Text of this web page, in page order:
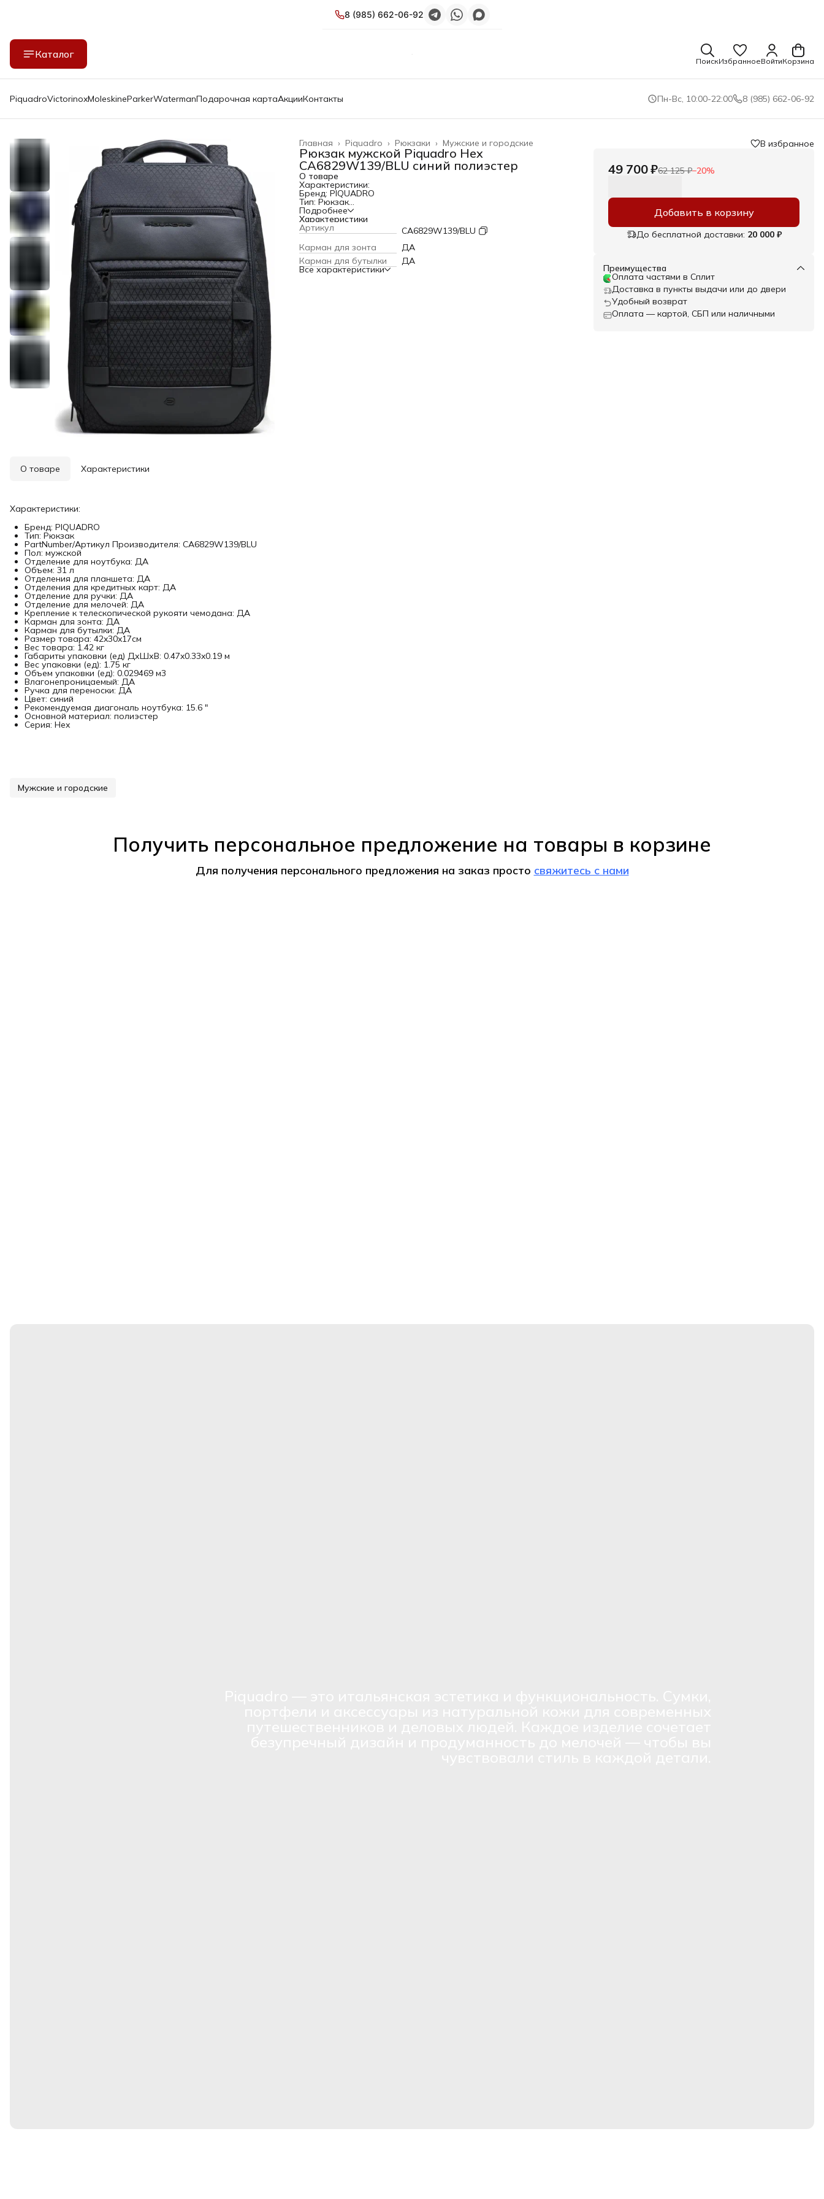
8 (985) 662-06-92
Каталог
ПоискИзбранноеВойтиКорзина
PiquadroVictorinoxMoleskineParkerWatermanПодарочная картаАкцииКонтакты Пн-Вс, 10:00-22:00 8 (985) 662-06-92
Мужские и городские
Рюкзаки ›
Piquadro ›
Главная ›
Рюкзак мужской Piquadro Hex
CA6829W139/BLU синий полиэстер
О товаре
Характеристики:
Бренд: PIQUADRO
Тип: Рюкзак
PartNumber/Артикул Производителя: CA6829W139/BLU
Пол: мужской
Отделение для ноутбука: ДА
Объем: 31 л
Отделения для планшета: ДА
Отделения для кредитных карт: ДА
Отделение для ручки: ДА
Отделение для мелочей: ДА
Подробнее
Характеристики
Артикул
CA6829W139/BLU
Карман для зонта
ДА
Карман для бутылки
ДА
Все характеристики
В избранное
49 700 ₽62 125 ₽−20%
Добавить в корзину
До бесплатной доставки: 20 000 ₽
Преимущества
Оплата частями в Сплит
Доставка в пункты выдачи или до двери
Удобный возврат
Оплата — картой, СБП или наличными
О товаре Характеристики
Характеристики:
Бренд: PIQUADRO
Тип: Рюкзак
PartNumber/Артикул Производителя: CA6829W139/BLU
Пол: мужской
Отделение для ноутбука: ДА
Объем: 31 л
Отделения для планшета: ДА
Отделения для кредитных карт: ДА
Отделение для ручки: ДА
Отделение для мелочей: ДА
Крепление к телескопической рукояти чемодана: ДА
Карман для зонта: ДА
Карман для бутылки: ДА
Размер товара: 42x30x17см
Вес товара: 1.42 кг
Габариты упаковки (ед) ДхШхВ: 0.47x0.33x0.19 м
Вес упаковки (ед): 1.75 кг
Объем упаковки (ед): 0.029469 м3
Влагонепроницаемый: ДА
Ручка для переноски: ДА
Цвет: синий
Рекомендуемая диагональ ноутбука: 15.6 "
Основной материал: полиэстер
Серия: Hex
Мужские и городские
Получить персональное предложение на товары в корзине
Для получения персонального предложения на заказ просто свяжитесь с нами